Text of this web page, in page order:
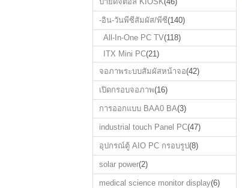
-อิน-วันพีซีสัมผัส/พีซี(140)
All-In-One PC TV(118)
ITX Mini PC(21)
จอภาพระบบสัมผัสหน้าจอ(42)
เปิดกรอบจอภาพ(16)
การออกแบบ BAA0 BA(3)
industrial touch Panel PC(47)
อุปกรณ์ตู้ AIO PC กรอบรูป(8)
solar power(2)
medical science monitor display(6)